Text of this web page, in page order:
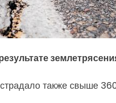
также свыше